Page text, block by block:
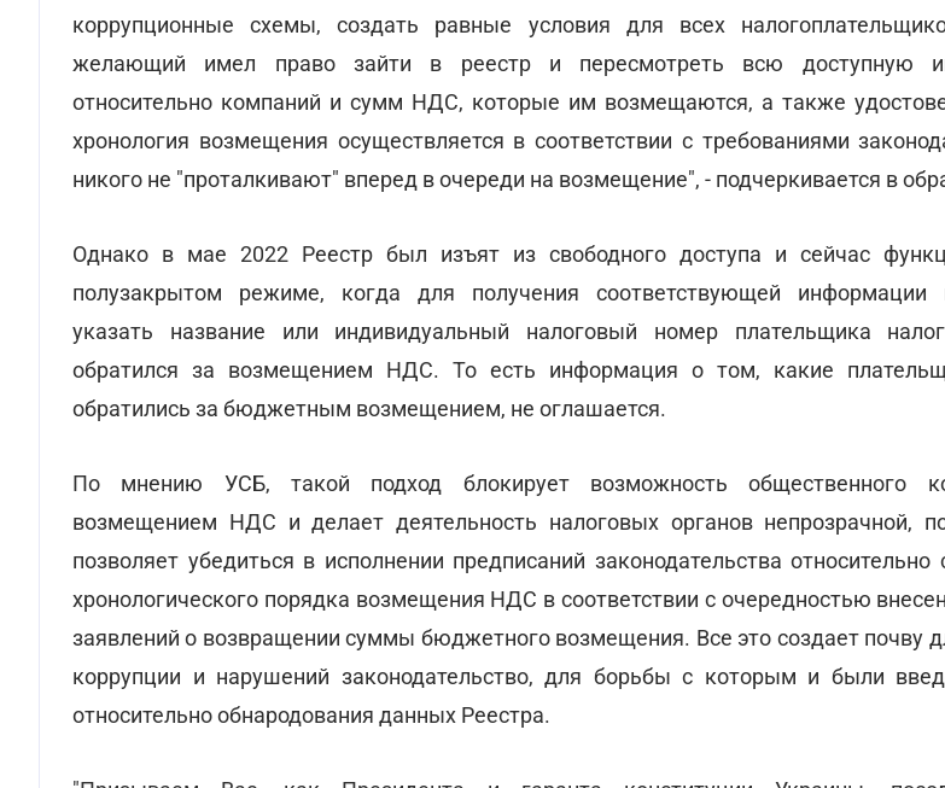
коррупционные схемы, создать равные условия для всех
желающий имел право зайти в реестр и пересмотреть всю доступную
относительно компаний и сумм НДС, которые им возмещаются, а также
хронология возмещения осуществляется в соответствии с требованиями
никого не "проталкивают" вперед в очереди на возмещение", - подчеркивается в
Однако в мае 2022 Реестр был изъят из свободного доступа и сейчас
полузакрытом режиме, когда для получения соответствующей информации
указать название или индивидуальный налоговый номер плательщика
обратился за возмещением НДС. То есть информация о том, какие
обратились за бюджетным возмещением, не оглашается.
По мнению УСБ, такой подход блокирует возможность общественного
возмещением НДС и делает деятельность налоговых органов непрозрачной,
позволяет убедиться в исполнении предписаний законодательства относительно
хронологического порядка возмещения НДС в соответствии с очередностью
заявлений о возвращении суммы бюджетного возмещения. Все это создает почву
коррупции и нарушений законодательство, для борьбы с которым и были
относительно обнародования данных Реестра.